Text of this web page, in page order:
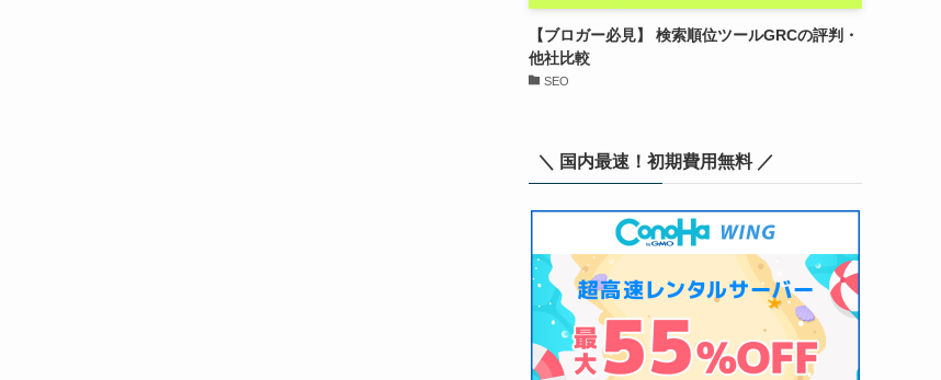
【ブロガー必見】 検索順位ツールGRCの評判・
他社比較
SEO
＼ 国内最速！初期費用無料 ／